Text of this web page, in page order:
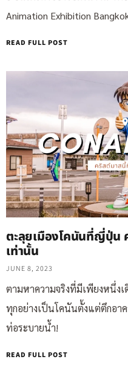
Animation Exhibition
READ FULL POST
ตะลุยเมืองโคนันที่ญี่ปุ่น
เท่านั้น
JUNE 8, 2023
ตามหาความจริงที่มีเพียงหนึ่ง
ทุกอย่างเป็นโคนันตั้งแต่ตึกอา
ท่อระบายน้ำ!
READ FULL POST